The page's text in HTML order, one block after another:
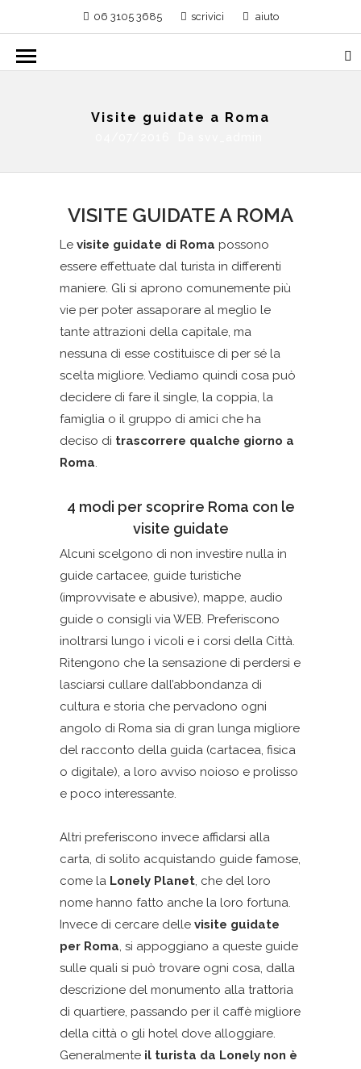
06 3105 3685 scrivici aiuto
Visite guidate a Roma
VISITE GUIDATE A ROMA
Le visite guidate di Roma possono
essere effettuate dal turista in differenti
maniere. Gli si aprono comunemente più
vie per poter assaporare al meglio le
tante attrazioni della capitale, ma
nessuna di esse costituisce di per sé la
scelta migliore. Vediamo quindi cosa può
decidere di fare il single, la coppia, la
famiglia o il gruppo di amici che ha
deciso di trascorrere qualche giorno a
Roma.
4 modi per scoprire Roma con le
visite guidate
Alcuni scelgono di non investire nulla in
guide cartacee, guide turistiche
(improvvisate e abusive), mappe, audio
guide o consigli via WEB. Preferiscono
inoltrarsi lungo i vicoli e i corsi della Città.
Ritengono che la sensazione di perdersi e
lasciarsi cullare dall’abbondanza di
cultura e storia che pervadono ogni
angolo di Roma sia di gran lunga migliore
del racconto della guida (cartacea, fisica
o digitale), a loro avviso noioso e prolisso
e poco interessante.
Altri preferiscono invece affidarsi alla
carta, di solito acquistando guide famose,
come la Lonely Planet, che del loro
nome hanno fatto anche la loro fortuna.
Invece di cercare delle visite guidate
per Roma, si appoggiano a queste guide
sulle quali si può trovare ogni cosa, dalla
descrizione del monumento alla trattoria
di quartiere, passando per il caffè migliore
della città o gli hotel dove alloggiare.
Generalmente il turista da Lonely non è